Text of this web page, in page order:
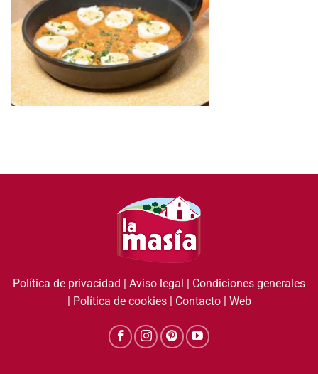
Política de privacidad Aviso legal
Condiciones generales
Política de cookies| Contacto| Web